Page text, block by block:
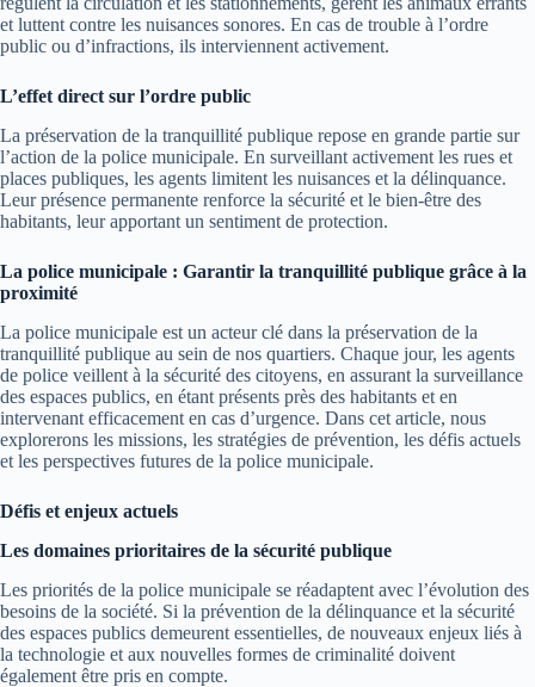
et luttent contre les nuisances sonores. En cas de trouble à l’ordre
public ou d’infractions, ils interviennent activement.
L’effet direct sur l’ordre public
La préservation de la tranquillité publique repose en grande partie sur
l’action de la police municipale. En surveillant activement les rues et
places publiques, les agents limitent les nuisances et la délinquance.
Leur présence permanente renforce la sécurité et le bien-être des
habitants, leur apportant un sentiment de protection.
La police municipale : Garantir la tranquillité publique grâce à la
proximité
La police municipale est un acteur clé dans la préservation de la
tranquillité publique au sein de nos quartiers. Chaque jour, les agents
de police veillent à la sécurité des citoyens, en assurant la surveillance
des espaces publics, en étant présents près des habitants et en
intervenant efficacement en cas d’urgence. Dans cet article, nous
explorerons les missions, les stratégies de prévention, les défis actuels
et les perspectives futures de la police municipale.
Défis et enjeux actuels
Les domaines prioritaires de la sécurité publique
Les priorités de la police municipale se réadaptent avec l’évolution des
besoins de la société. Si la prévention de la délinquance et la sécurité
des espaces publics demeurent essentielles, de nouveaux enjeux liés à
la technologie et aux nouvelles formes de criminalité doivent
également être pris en compte.